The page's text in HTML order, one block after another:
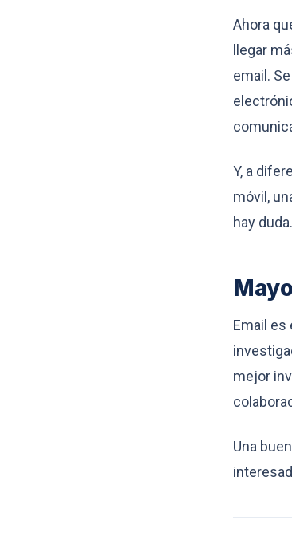
Ahora
llegar
email.
Y, a
móvil,
hay duda.
Email es
mejor
Una